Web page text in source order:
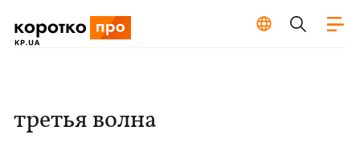
третья волна